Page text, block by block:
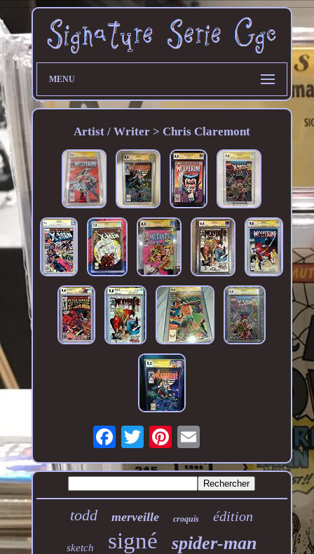
MENU
Artist / Writer > Chris Claremont
todd merveille croquis édition
sketch signé spider-man